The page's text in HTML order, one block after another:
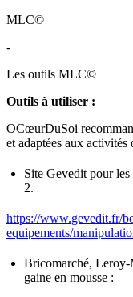
MLC©
-
Les outils MLC©
Outils à utiliser :
OCœurDuSoi
et adaptées aux
Site Gevedit pour
2.
https://www.gevedit.fr/
equipements/
Bricomarché,
gaine en mousse :